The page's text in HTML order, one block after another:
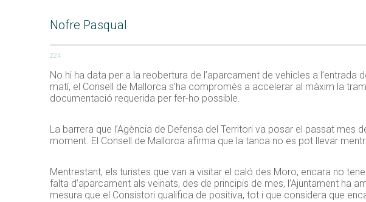
Nofre Pasqual
224
No hi ha data per a la reobertura de l’aparcament de vehicles a
matí, el Consell de Mallorca s’ha compromès a accelerar al màxim la
documentació requerida per fer-ho possible.
La barrera que l’Agència de Defensa del Territori va posar el passat
moment. El Consell de Mallorca afirma que la tanca no es pot llevar
Mentrestant, els turistes que van a visitar el caló des Moro, encara no
falta d’aparcament als veïnats, des de principis de mes, l’Ajuntament ha
mesura que el Consistori qualifica de positiva, tot i que considera que